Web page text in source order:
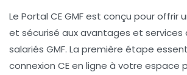
Le Portal CE GMF est conçu pour offrir
et sécurisé aux avantages et services
salariés GMF. La première étape
connexion CE en ligne à votre espace